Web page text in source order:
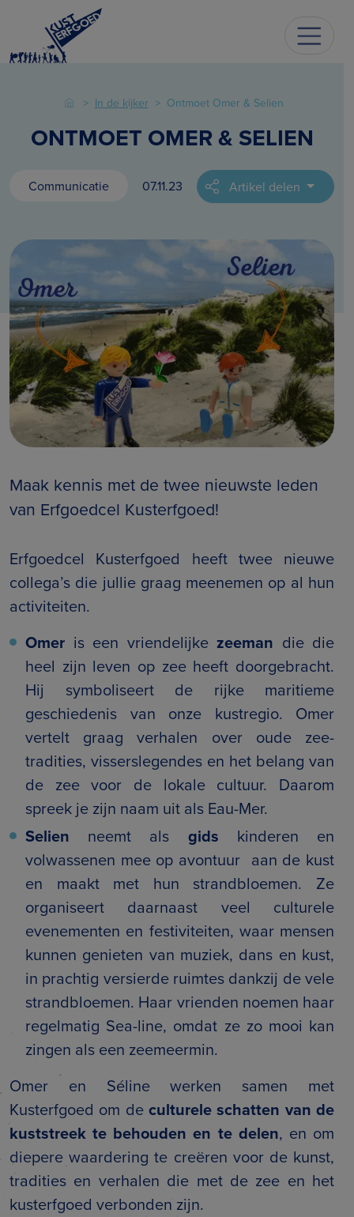
In de kijker Ontmoet Omer & Selien
ONTMOET OMER & SELIEN
Communicatie 07.11.23 Artikel delen
Maak kennis met de twee nieuwste leden
van Erfgoedcel Kusterfgoed!
Erfgoedcel Kusterfgoed heeft twee nieuwe
collega’s die jullie graag meenemen op al hun
activiteiten.
Omer is een vriendelijke zeeman die die
heel zijn leven op zee heeft doorgebracht.
Hij symboliseert de rijke maritieme
geschiedenis van onze kustregio. Omer
vertelt graag verhalen over oude zee-
tradities, visserslegendes en het belang van
de zee voor de lokale cultuur. Daarom
spreek je zijn naam uit als Eau-Mer.
Selien neemt als gids kinderen en
volwassenen mee op avontuur aan de kust
en maakt met hun strandbloemen. Ze
organiseert daarnaast veel culturele
evenementen en festiviteiten, waar mensen
kunnen genieten van muziek, dans en kust,
in prachtig versierde ruimtes dankzij de vele
strandbloemen. Haar vrienden noemen haar
regelmatig Sea-line, omdat ze zo mooi kan
zingen als een zeemeermin.
Omer en Séline werken samen met
Kusterfgoed om de culturele schatten van de
kuststreek te behouden en te delen, en om
diepere waardering te creëren voor de kunst,
tradities en verhalen die met de zee en het
kusterfgoed verbonden zijn.